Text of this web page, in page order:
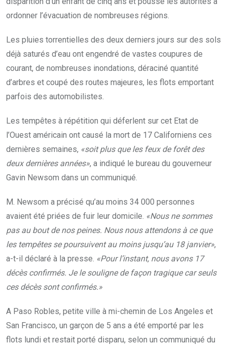
ordonner l’évacuation de nombreuses régions.
Les pluies torrentielles des deux derniers jours sur des sols
déjà saturés d’eau ont engendré de vastes coupures de
courant, de nombreuses inondations, déraciné quantité
d’arbres et coupé des routes majeures, les flots emportant
parfois des automobilistes.
Les tempêtes à répétition qui déferlent sur cet Etat de
l’Ouest américain ont causé la mort de 17 Californiens ces
dernières semaines, «soit plus que les feux de forêt des
deux dernières années», a indiqué le bureau du gouverneur
Gavin Newsom dans un communiqué.
M. Newsom a précisé qu’au moins 34 000 personnes
avaient été priées de fuir leur domicile. «Nous ne sommes
pas au bout de nos peines. Nous nous attendons à ce que
les tempêtes se poursuivent au moins jusqu’au 18 janvier»,
a-t-il déclaré à la presse. «Pour l’instant, nous avons 17
décès confirmés. Je le souligne de façon tragique car seuls
ces décès sont confirmés.»
A Paso Robles, petite ville à mi-chemin de Los Angeles et
San Francisco, un garçon de 5 ans a été emporté par les
flots lundi et restait porté disparu, selon un communiqué du